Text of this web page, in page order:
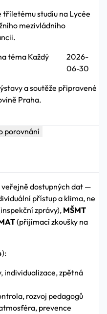
studiu na Lycée
mezivládního
téma Každý
2026-
06-30
a soutěže připravené
Praha.
porovnání
veřejně dostupných dat —
přístup a klima, ne
zprávy), MŠMT
(přijímací zkoušky na
individualizace, zpětná
rozvoj pedagogů
prevence